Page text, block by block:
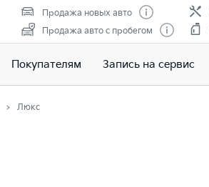
Продажа новых авто
Продажа авто с пробегом
Покупателям Запись на сервис
Люкс